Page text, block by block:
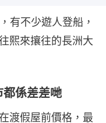
有不少遊人登船，
熙來攘往的長洲大
係差差哋
渡假屋前價格，最